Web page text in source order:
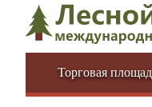
Торговая